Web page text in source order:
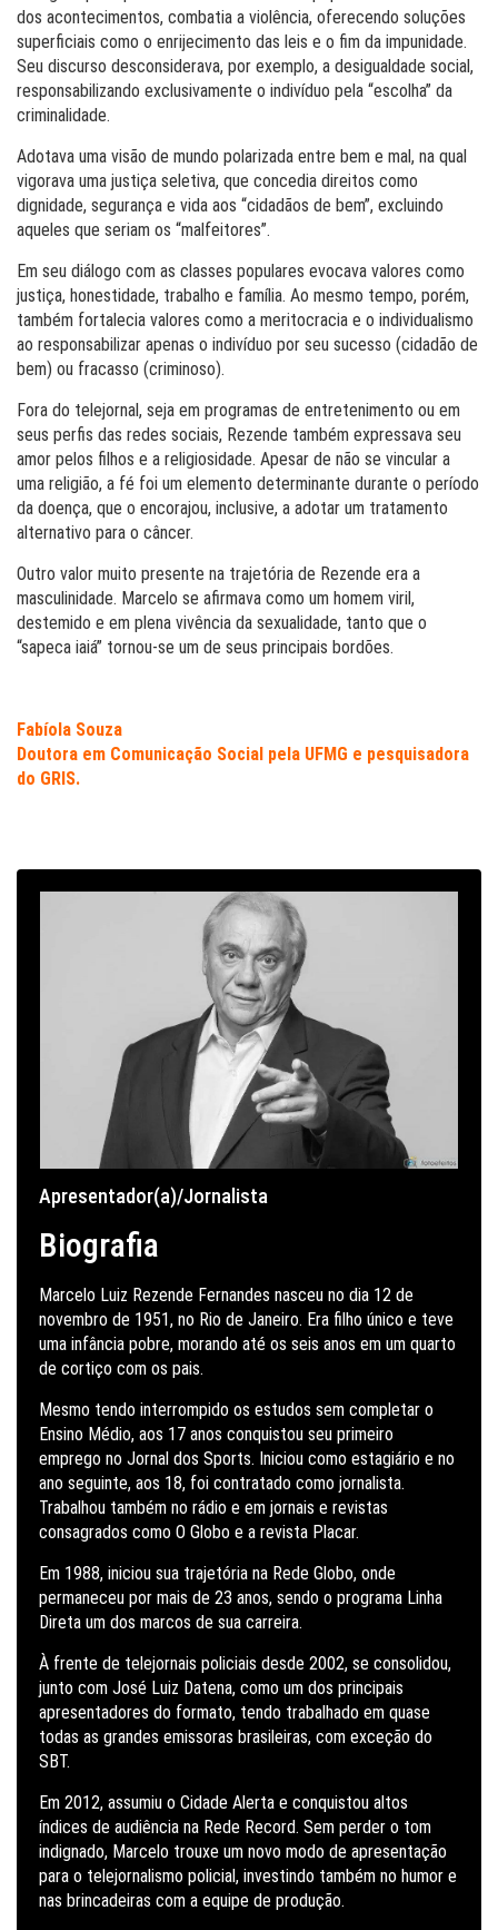
dos acontecimentos, combatia a violência, oferecendo soluções
superficiais como o enrijecimento das leis e o fim da impunidade.
Seu discurso desconsiderava, por exemplo, a desigualdade social,
responsabilizando exclusivamente o indivíduo pela “escolha” da
criminalidade.
Adotava uma visão de mundo polarizada entre bem e mal, na qual
vigorava uma justiça seletiva, que concedia direitos como
dignidade, segurança e vida aos “cidadãos de bem”, excluindo
aqueles que seriam os “malfeitores”.
Em seu diálogo com as classes populares evocava valores como
justiça, honestidade, trabalho e família. Ao mesmo tempo, porém,
também fortalecia valores como a meritocracia e o individualismo
ao responsabilizar apenas o indivíduo por seu sucesso (cidadão de
bem) ou fracasso (criminoso).
Fora do telejornal, seja em programas de entretenimento ou em
seus perfis das redes sociais, Rezende também expressava seu
amor pelos filhos e a religiosidade. Apesar de não se vincular a
uma religião, a fé foi um elemento determinante durante o período
da doença, que o encorajou, inclusive, a adotar um tratamento
alternativo para o câncer.
Outro valor muito presente na trajetória de Rezende era a
masculinidade. Marcelo se afirmava como um homem viril,
destemido e em plena vivência da sexualidade, tanto que o
“sapeca iaiá” tornou-se um de seus principais bordões.
Fabíola Souza
Doutora em Comunicação Social pela UFMG e pesquisadora
do GRIS.
Apresentador(a)/Jornalista
Biografia
Marcelo Luiz Rezende Fernandes nasceu no dia 12 de
novembro de 1951, no Rio de Janeiro. Era filho único e teve
uma infância pobre, morando até os seis anos em um quarto
de cortiço com os pais.
Mesmo tendo interrompido os estudos sem completar o
Ensino Médio, aos 17 anos conquistou seu primeiro
emprego no Jornal dos Sports. Iniciou como estagiário e no
ano seguinte, aos 18, foi contratado como jornalista.
Trabalhou também no rádio e em jornais e revistas
consagrados como O Globo e a revista Placar.
Em 1988, iniciou sua trajetória na Rede Globo, onde
permaneceu por mais de 23 anos, sendo o programa Linha
Direta um dos marcos de sua carreira.
À frente de telejornais policiais desde 2002, se consolidou,
junto com José Luiz Datena, como um dos principais
apresentadores do formato, tendo trabalhado em quase
todas as grandes emissoras brasileiras, com exceção do
SBT.
Em 2012, assumiu o Cidade Alerta e conquistou altos
índices de audiência na Rede Record. Sem perder o tom
indignado, Marcelo trouxe um novo modo de apresentação
para o telejornalismo policial, investindo também no humor e
nas brincadeiras com a equipe de produção.